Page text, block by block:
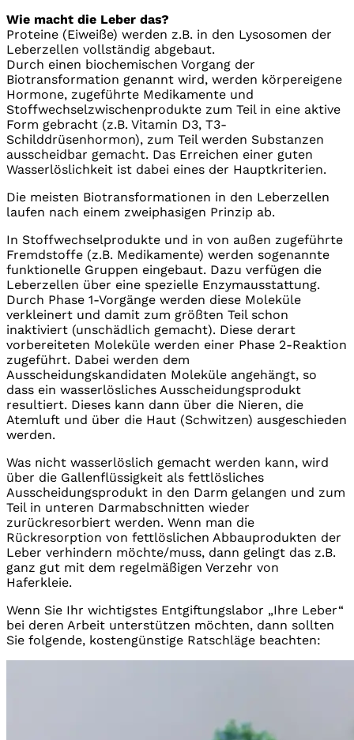
Wie macht die Leber das?
Proteine (Eiweiße) werden z.B. in den Lysosomen der
Leberzellen vollständig abgebaut.
Durch einen biochemischen Vorgang der
Biotransformation genannt wird, werden körpereigene
Hormone, zugeführte Medikamente und
Stoffwechselzwischenprodukte zum Teil in eine aktive
Form gebracht (z.B. Vitamin D3, T3-
Schilddrüsenhormon), zum Teil werden Substanzen
ausscheidbar gemacht. Das Erreichen einer guten
Wasserlöslichkeit ist dabei eines der Hauptkriterien.
Die meisten Biotransformationen in den Leberzellen
laufen nach einem zweiphasigen Prinzip ab.
In Stoffwechselprodukte und in von außen zugeführte
Fremdstoffe (z.B. Medikamente) werden sogenannte
funktionelle Gruppen eingebaut. Dazu verfügen die
Leberzellen über eine spezielle Enzymausstattung.
Durch Phase 1-Vorgänge werden diese Moleküle
verkleinert und damit zum größten Teil schon
inaktiviert (unschädlich gemacht). Diese derart
vorbereiteten Moleküle werden einer Phase 2-Reaktion
zugeführt. Dabei werden dem
Ausscheidungskandidaten Moleküle angehängt, so
dass ein wasserlösliches Ausscheidungsprodukt
resultiert. Dieses kann dann über die Nieren, die
Atemluft und über die Haut (Schwitzen) ausgeschieden
werden.
Was nicht wasserlöslich gemacht werden kann, wird
über die Gallenflüssigkeit als fettlösliches
Ausscheidungsprodukt in den Darm gelangen und zum
Teil in unteren Darmabschnitten wieder
zurückresorbiert werden. Wenn man die
Rückresorption von fettlöslichen Abbauprodukten der
Leber verhindern möchte/muss, dann gelingt das z.B.
ganz gut mit dem regelmäßigen Verzehr von
Haferkleie.
Wenn Sie Ihr wichtigstes Entgiftungslabor „Ihre Leber“
bei deren Arbeit unterstützen möchten, dann sollten
Sie folgende, kostengünstige Ratschläge beachten: